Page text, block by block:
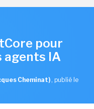
pour
IA
Cheminat) , publié le